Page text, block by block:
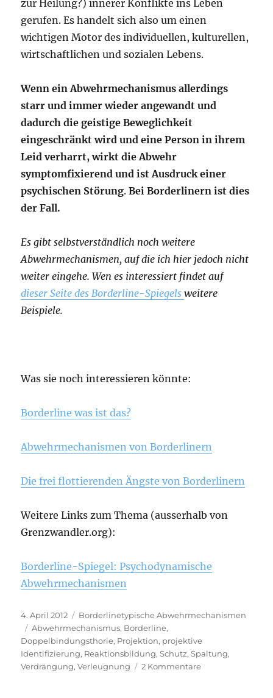
zur Heilung?) innerer Konflikte ins Leben
gerufen. Es handelt sich also um einen
wichtigen Motor des individuellen, kulturellen,
wirtschaftlichen und sozialen Lebens.
Wenn ein Abwehrmechanismus allerdings
starr und immer wieder angewandt und
dadurch die geistige Beweglichkeit
eingeschränkt wird und eine Person in ihrem
Leid verharrt, wirkt die Abwehr
symptomfixierend und ist Ausdruck einer
psychischen Störung.Bei Borderlinern ist dies
der Fall.
Es gibt selbstverständlich noch weitere
Abwehrmechanismen, auf die ich hier jedoch nicht
weiter eingehe. Wen es interessiert findet auf
dieser Seite des Borderline-Spiegelsweitere
Beispiele.
Was sie noch interessieren könnte:
Borderline was ist das?
Abwehrmechanismen von Borderlinern
Die frei flottierenden Ängste von Borderlinern
Weitere Links zum Thema (ausserhalb von
Grenzwandler.org):
Borderline-Spiegel: Psychodynamische
Abwehrmechanismen
Veröffentlicht
am
4. April 2012 Kategorien
Borderlinetypische Abwehrmechanismen
Schlagwörter
Abwehrmechanismus, Borderline,
Doppelbindungsthorie, Projektion, projektive
Identifizierung, Reaktionsbildung,Schutz,Spaltung,
Verdrängung,Verleugnung 2 Kommentarezu